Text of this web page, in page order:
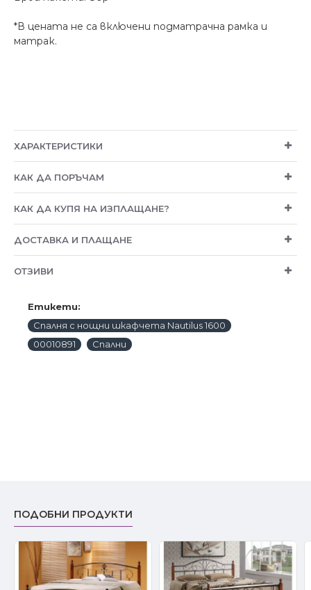
*В цената не са включени подматрачна рамка и
матрак.
ХАРАКТЕРИСТИКИ
КАК ДА ПОРЪЧАМ
КАК ДА КУПЯ НА ИЗПЛАЩАНЕ?
ДОСТАВКА И ПЛАЩАНЕ
ОТЗИВИ
Етикети:
Спалня с нощни шкафчета Nautilus 1600
00010891
Спални
ПОДОБНИ ПРОДУКТИ